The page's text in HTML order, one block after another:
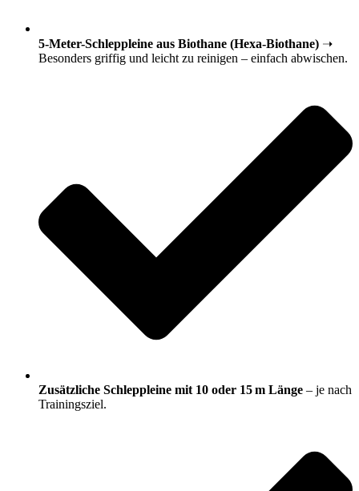
5-Meter-Schleppleine aus Biothane (Hexa-Biothane) ➝
Besonders griffig und leicht zu reinigen – einfach abwischen.
Zusätzliche Schleppleine mit 10 oder 15 m Länge – je nach
Trainingsziel.